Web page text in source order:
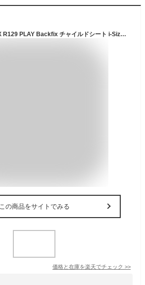
ジュニアシート ISOFIX R129 PLAY Backfix チャイルドシート i-Size 正規輸入代理店品
この商品をサイトでみる
価格と在庫を楽天でチェック >>